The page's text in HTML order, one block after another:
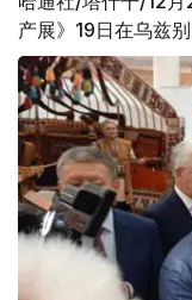
产展》19日在乌兹